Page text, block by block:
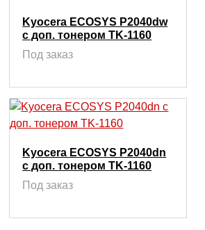
Kyocera ECOSYS P2040dw
с доп. тонером TK-1160
Под заказ
Kyocera ECOSYS P2040dn
с доп. тонером TK-1160
Под заказ